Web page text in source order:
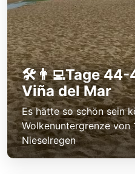
🛠️👨‍💻Tage 44-
Viña del Mar
Es hätte so schön sein
Wolkenuntergrenze von
Nieselregen